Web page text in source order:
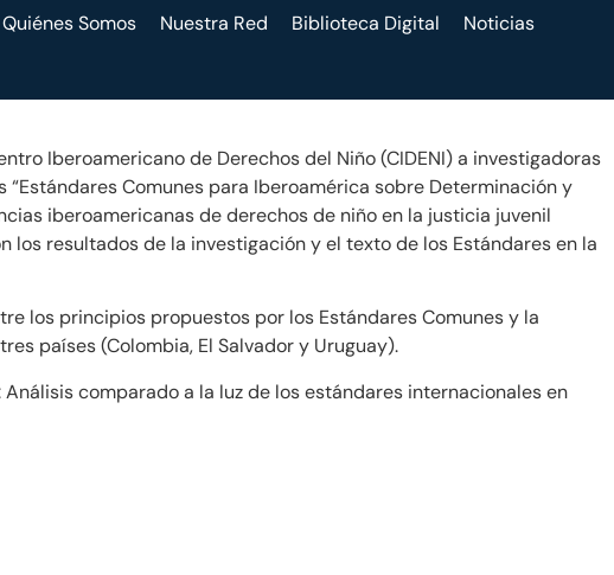
Quiénes Somos Nuestra Red Biblioteca Digital Noticias
Iberoamericano de Derechos del Niño (CIDENI) a investigadoras
Comunes para Iberoamérica sobre Determinación y
iberoamericanas de derechos de niño en la justicia juvenil
los resultados de la investigación y el texto de los Estándares en la
los principios propuestos por los Estándares Comunes y la
países (Colombia, El Salvador y Uruguay).
comparado a la luz de los estándares internacionales en